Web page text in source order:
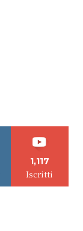
1,117
Iscritti